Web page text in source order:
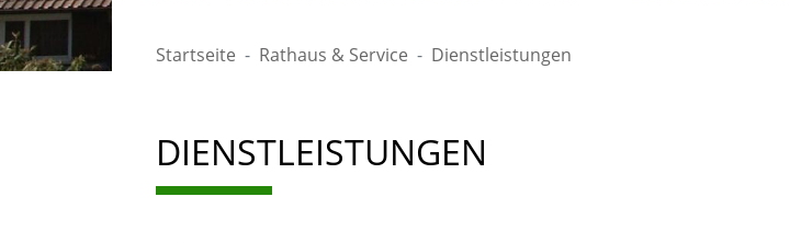
Startseite Rathaus & Service Dienstleistungen
DIENSTLEISTUNGEN